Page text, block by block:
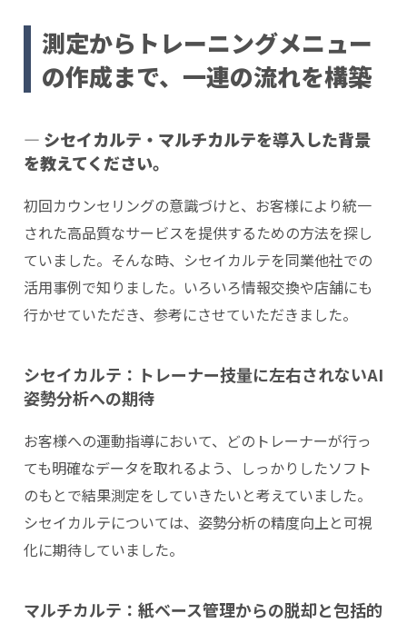
測定からトレーニングメニュー
の作成まで、一連の流れを構築
― シセイカルテ・マルチカルテを導入した背景
を教えてください。
初回カウンセリングの意識づけと、お客様により統一
された高品質なサービスを提供するための方法を探し
ていました。そんな時、シセイカルテを同業他社での
活用事例で知りました。いろいろ情報交換や店舗にも
行かせていただき、参考にさせていただきました。
シセイカルテ：トレーナー技量に左右されないAI
姿勢分析への期待
お客様への運動指導において、どのトレーナーが行っ
ても明確なデータを取れるよう、しっかりしたソフト
のもとで結果測定をしていきたいと考えていました。
シセイカルテについては、姿勢分析の精度向上と可視
化に期待していました。
マルチカルテ：紙ベース管理からの脱却と包括的